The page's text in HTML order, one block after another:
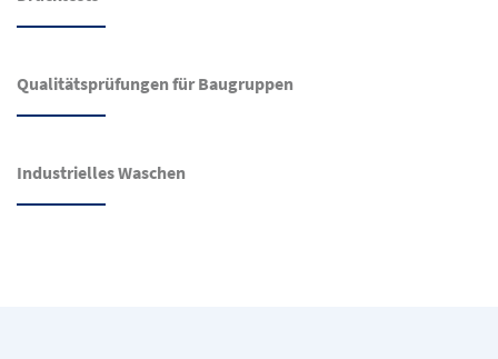
Qualitätsprüfungen für Baugruppen
Industrielles Waschen